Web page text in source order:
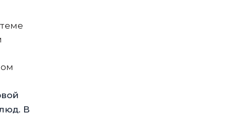
В